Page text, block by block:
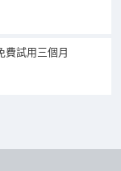
費試用三個月